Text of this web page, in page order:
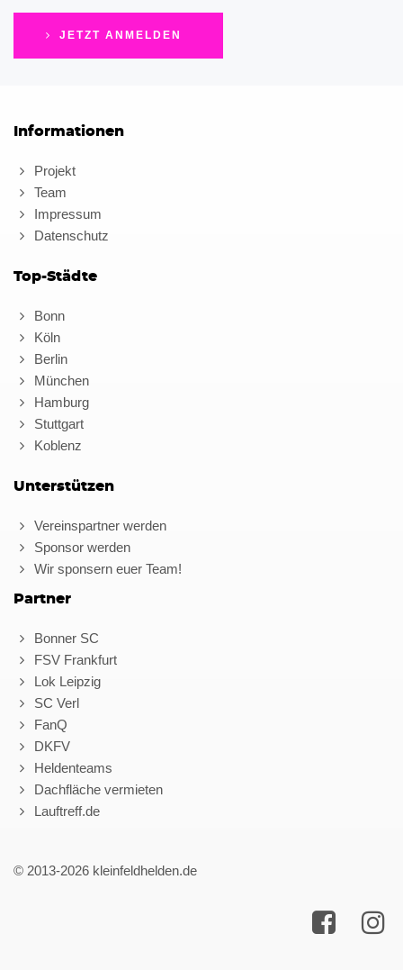
JETZT ANMELDEN
Informationen
Projekt
Team
Impressum
Datenschutz
Top-Städte
Bonn
Köln
Berlin
München
Hamburg
Stuttgart
Koblenz
Unterstützen
Vereinspartner werden
Sponsor werden
Wir sponsern euer Team!
Partner
Bonner SC
FSV Frankfurt
Lok Leipzig
SC Verl
FanQ
DKFV
Heldenteams
Dachfläche vermieten
Lauftreff.de
© 2013-2026 kleinfeldhelden.de